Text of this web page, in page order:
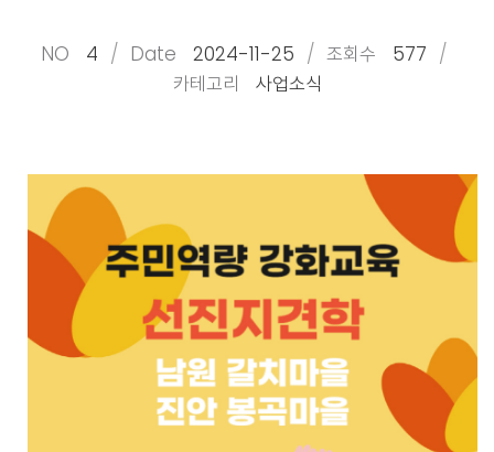
NO 4 Date 2024-11-25 조회수
577
카테고리
사업소식